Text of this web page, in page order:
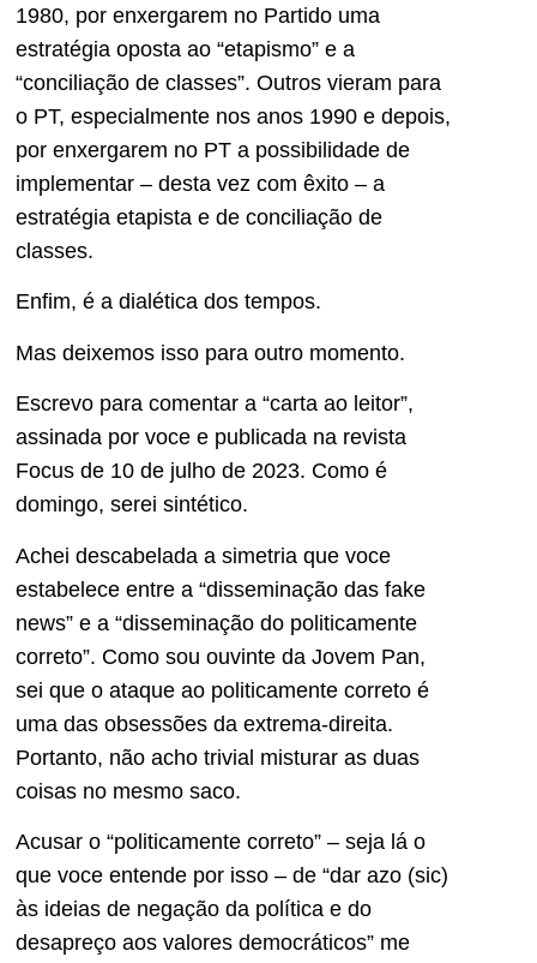
1980, por enxergarem no Partido uma
estratégia oposta ao “etapismo” e a
“conciliação de classes”. Outros vieram para
o PT, especialmente nos anos 1990 e depois,
por enxergarem no PT a possibilidade de
implementar – desta vez com êxito – a
estratégia etapista e de conciliação de
classes.
Enfim, é a dialética dos tempos.
Mas deixemos isso para outro momento.
Escrevo para comentar a “carta ao leitor”,
assinada por voce e publicada na revista
Focus de 10 de julho de 2023. Como é
domingo, serei sintético.
Achei descabelada a simetria que voce
estabelece entre a “disseminação das fake
news” e a “disseminação do politicamente
correto”. Como sou ouvinte da Jovem Pan,
sei que o ataque ao politicamente correto é
uma das obsessões da extrema-direita.
Portanto, não acho trivial misturar as duas
coisas no mesmo saco.
Acusar o “politicamente correto” – seja lá o
que voce entende por isso – de “dar azo (sic)
às ideias de negação da política e do
desapreço aos valores democráticos” me